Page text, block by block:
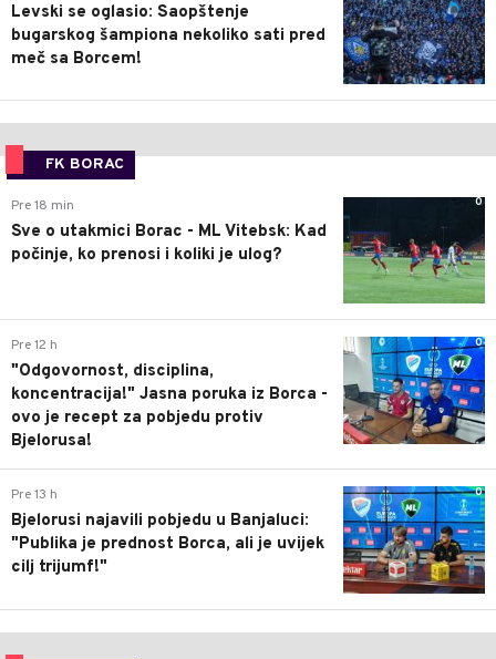
Levski se oglasio: Saopštenje
bugarskog šampiona nekoliko sati pred
meč sa Borcem!
FK BORAC
0
Pre 18 min
Sve o utakmici Borac - ML Vitebsk: Kad
počinje, ko prenosi i koliki je ulog?
0
Pre 12 h
"Odgovornost, disciplina,
koncentracija!" Jasna poruka iz Borca -
ovo je recept za pobjedu protiv
Bjelorusa!
0
Pre 13 h
Bjelorusi najavili pobjedu u Banjaluci:
"Publika je prednost Borca, ali je uvijek
cilj trijumf!"